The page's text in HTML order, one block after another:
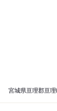
宮城県亘理郡亘